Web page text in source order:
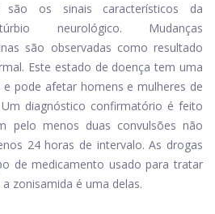
são os sinais característicos da
neurológico. Mudanças
são observadas como resultado
Este estado de doença tem uma
pode afetar homens e mulheres de
diagnóstico confirmatório é feito
pelo menos duas convulsões não
24 horas de intervalo. As drogas
de medicamento usado para tratar
zonisamida é uma delas.